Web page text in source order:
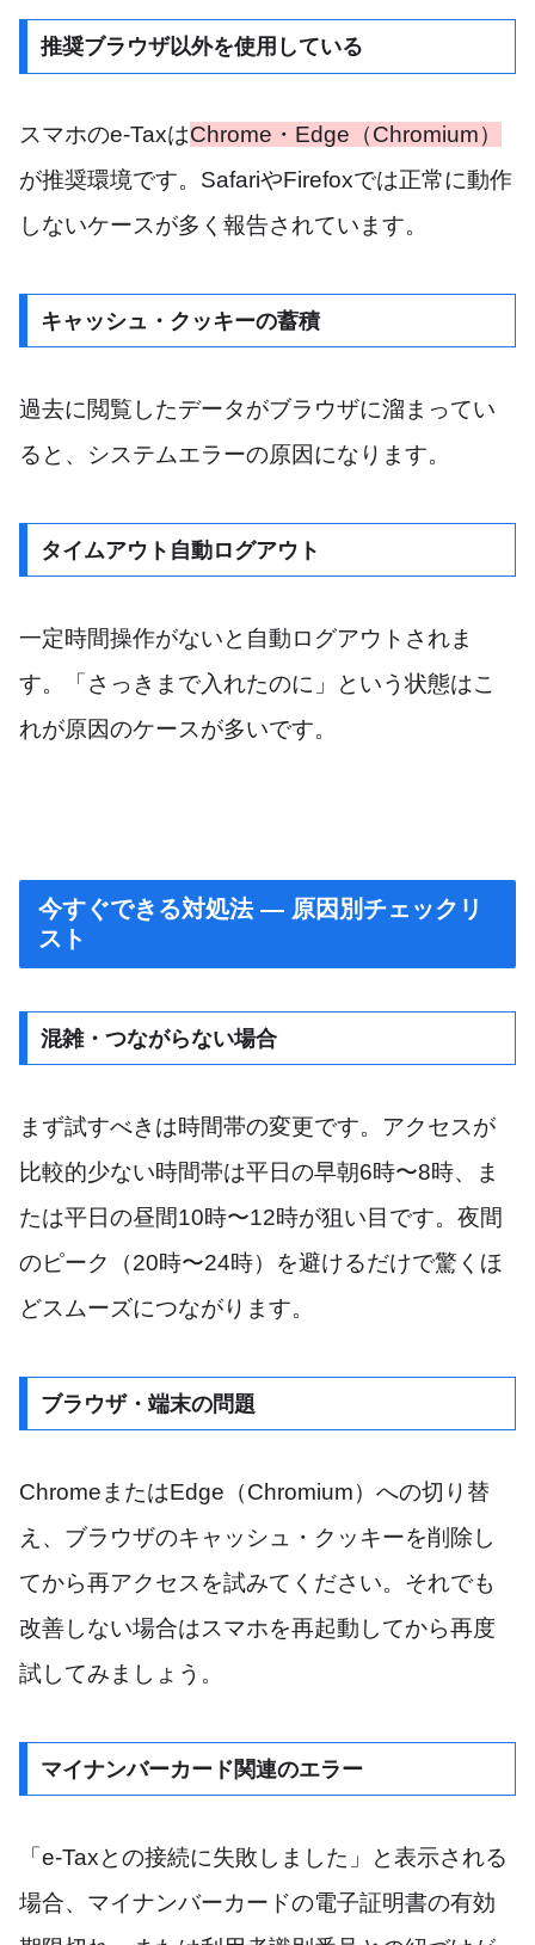
推奨ブラウザ以外を使用している
スマホのe-TaxはChrome・Edge（Chromium）
が推奨環境です。SafariやFirefoxでは正常に動作
しないケースが多く報告されています。
キャッシュ・クッキーの蓄積
過去に閲覧したデータがブラウザに溜まってい
ると、システムエラーの原因になります。
タイムアウト自動ログアウト
一定時間操作がないと自動ログアウトされま
す。「さっきまで入れたのに」という状態はこ
れが原因のケースが多いです。
今すぐできる対処法 — 原因別チェックリ
スト
混雑・つながらない場合
まず試すべきは時間帯の変更です。アクセスが
比較的少ない時間帯は平日の早朝6時〜8時、ま
たは平日の昼間10時〜12時が狙い目です。夜間
のピーク（20時〜24時）を避けるだけで驚くほ
どスムーズにつながります。
ブラウザ・端末の問題
ChromeまたはEdge（Chromium）への切り替
え、ブラウザのキャッシュ・クッキーを削除し
てから再アクセスを試みてください。それでも
改善しない場合はスマホを再起動してから再度
試してみましょう。
マイナンバーカード関連のエラー
「e-Taxとの接続に失敗しました」と表示される
場合、マイナンバーカードの電子証明書の有効